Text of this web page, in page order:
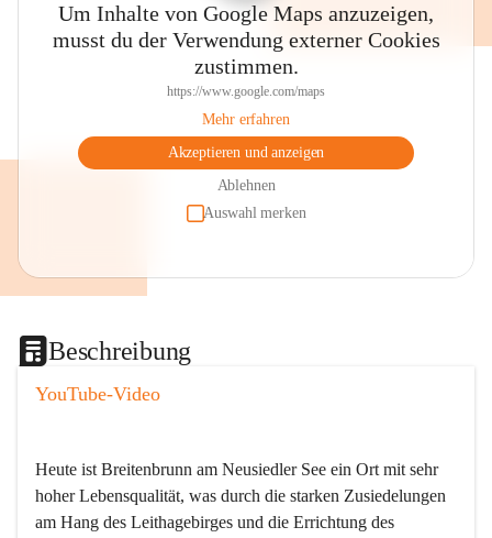
Um Inhalte von Google Maps anzuzeigen,
musst du der Verwendung externer Cookies
zustimmen.
https://www.google.com/maps
Mehr erfahren
Akzeptieren und anzeigen
Ablehnen
Auswahl merken
Beschreibung
YouTube-Video
Heute ist Breitenbrunn am Neusiedler See ein Ort mit sehr
hoher Lebensqualität, was durch die starken Zusiedelungen
am Hang des Leithagebirges und die Errichtung des